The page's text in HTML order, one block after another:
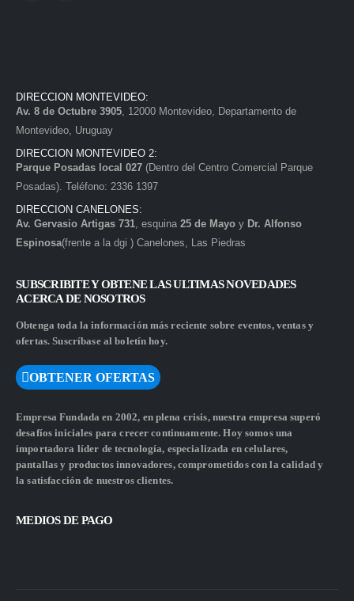
DIRECCION MONTEVIDEO:
Av. 8 de Octubre 3905, 12000 Montevideo, Departamento de
Montevideo, Uruguay
DIRECCION MONTEVIDEO 2:
Parque Posadas local 027 (Dentro del Centro Comercial Parque
Posadas). Teléfono: 2336 1397
DIRECCION CANELONES:
Av. Gervasio Artigas 731, esquina 25 de Mayo y Dr. Alfonso
Espinosa(frente a la dgi ) Canelones, Las Piedras
SUBSCRIBITE Y OBTENE LAS ULTIMAS NOVEDADES
ACERCA DE NOSOTROS
Obtenga toda la información más reciente sobre eventos, ventas y
ofertas. Suscríbase al boletín hoy.
OBTENER OFERTAS
Empresa Fundada en 2002, en plena crisis, nuestra empresa superó
desafíos iniciales para crecer continuamente. Hoy somos una
importadora líder de tecnología, especializada en celulares,
pantallas y productos innovadores, comprometidos con la calidad y
la satisfacción de nuestros clientes.
MEDIOS DE PAGO